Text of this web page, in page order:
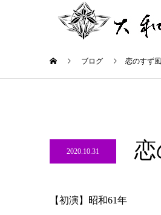
ブログ 恋のすず風
2020.10.31
【初演】昭和61年